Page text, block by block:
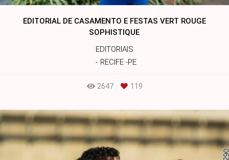
EDITORIAL DE CASAMENTO E FESTAS VERT ROUGE
SOPHISTIQUE
EDITORIAIS
RECIFE -PE
2647 119